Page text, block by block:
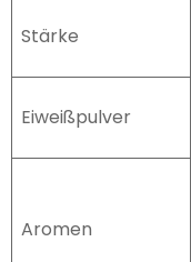
Stärke
Eiweißpulver
Aromen